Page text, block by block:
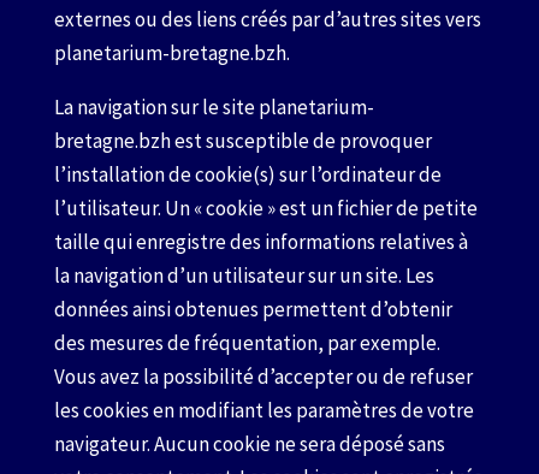
externes ou des liens créés par d’autres sites vers
planetarium-bretagne.bzh.
La navigation sur le site planetarium-
bretagne.bzh est susceptible de provoquer
l’installation de cookie(s) sur l’ordinateur de
l’utilisateur. Un « cookie » est un fichier de petite
taille qui enregistre des informations relatives à
la navigation d’un utilisateur sur un site. Les
données ainsi obtenues permettent d’obtenir
des mesures de fréquentation, par exemple.
Vous avez la possibilité d’accepter ou de refuser
les cookies en modifiant les paramètres de votre
navigateur. Aucun cookie ne sera déposé sans